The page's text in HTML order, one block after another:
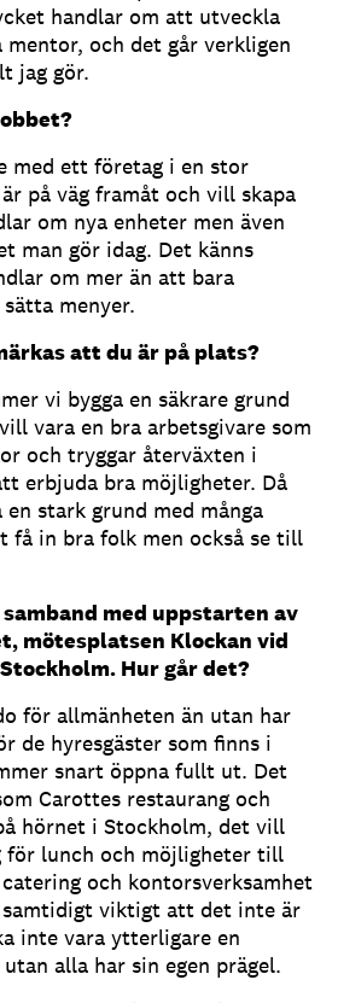
handlar om att utveckla
och det går verkligen
jag gör.
med ett företag i en stor
på väg framåt och vill skapa
om nya enheter men även
man gör idag. Det känns
om mer än att bara
menyer.
att du är på plats?
vi bygga en säkrare grund
vara en bra arbetsgivare som
och tryggar återväxten i
erbjuda bra möjligheter. Då
en stark grund med många
få in bra folk men också se till
med uppstarten av
mötesplatsen Klockan vid
Hur går det?
för allmänheten än utan har
de hyresgäster som finns i
snart öppna fullt ut. Det
Carottes restaurang och
hörnet i Stockholm, det vill
för lunch och möjligheter till
och kontorsverksamhet
samtidigt viktigt att det inte är
inte vara ytterligare en
alla har sin egen prägel.